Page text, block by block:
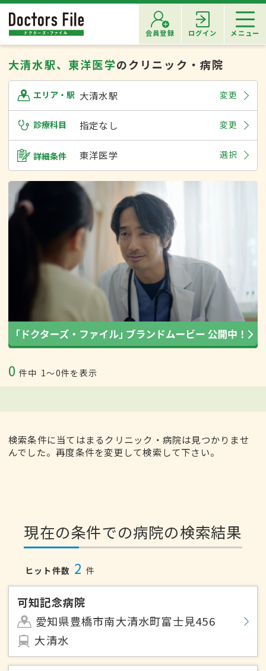
会員登録 ログイン メニュー
大清水駅、東洋医学のクリニック・病院
エリア・駅 大清水駅 変更
診療科目 指定なし 変更
詳細条件 東洋医学 選択
0 件中 1〜0件を表示
検索条件に当てはまるクリニック・病院は見つかりませ
んでした。再度条件を変更して検索して下さい。
現在の条件での病院の検索結果
ヒット件数 2 件
可知記念病院
愛知県豊橋市南大清水町富士見456
大清水